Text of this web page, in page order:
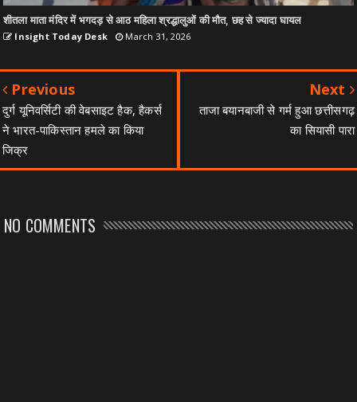
शीतला माता मंदिर में भगदड़ से आठ महिला श्रद्धालुओं की मौत, छह से ज्यादा घायल
Insight Today Desk March 31, 2026
Previous
दुर्ग यूनिवर्सिटी की वेबसाइट हैक, हैकर्स
ने भारत-पाकिस्तान हमले का किया
जिक्र
Next
ताजा बयानबाजी से गर्म हुआ छत्तीसगढ़
का सियासी पारा
NO COMMENTS